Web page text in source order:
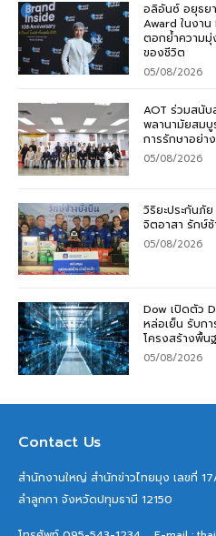
อลิอันซ์ อยุธย
Award ในงา
ตอกย้ำความมุ่
ของชีวิต
05/08/2026
AOT ร่วมสนับ
พลานามัยสมบู
การรักษาอย่า
05/08/2026
วิริยะประกันภั
จิตอาสา รักษ์
05/08/2026
Dow เปิดตัว
หล่อเย็น รับก
โครงสร้างพื้น
05/08/2026
Contact Us
สำนักงานใหญ่ สำนักข่าวไทยมุง เลขที่
ลำลูกกา จังหวัดปทุมธานี 12150